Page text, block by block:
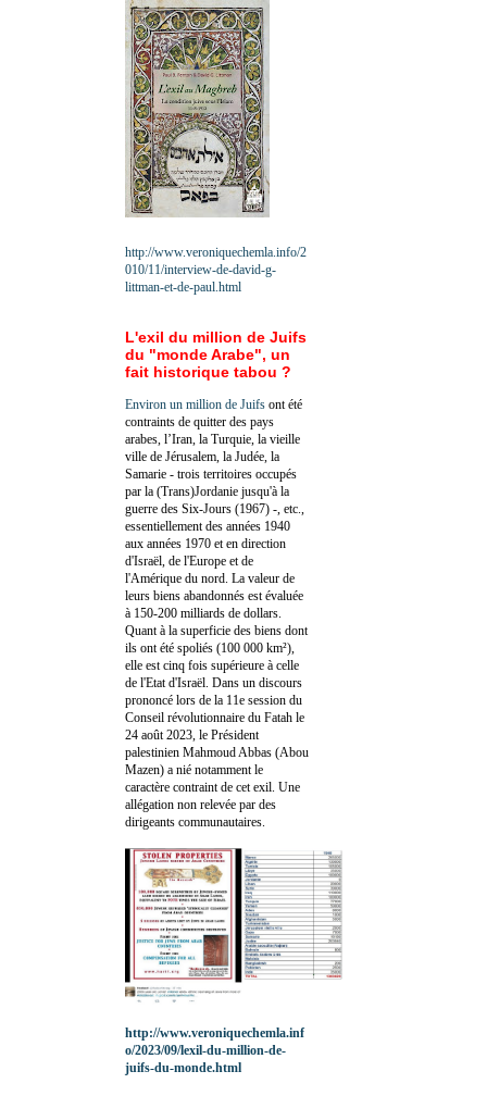
http://www.veroniquechemla.info/2
010/11/interview-de-david-g-
littman-et-de-paul.html
L'exil du million de Juifs
du "monde Arabe", un
fait historique tabou ?
Environ un million de Juifs ont été
contraints de quitter des pays
arabes, l’Iran, la Turquie, la vieille
ville de Jérusalem, la Judée, la
Samarie - trois territoires occupés
par la (Trans)Jordanie jusqu'à la
guerre des Six-Jours (1967) -, etc.,
essentiellement des années 1940
aux années 1970 et en direction
d'Israël, de l'Europe et de
l'Amérique du nord. La valeur de
leurs biens abandonnés est évaluée
à 150-200 milliards de dollars.
Quant à la superficie des biens dont
ils ont été spoliés (100 000 km²),
elle est cinq fois supérieure à celle
de l'Etat d'Israël. Dans un discours
prononcé lors de la 11e session du
Conseil révolutionnaire du Fatah le
24 août 2023, le Président
palestinien Mahmoud Abbas (Abou
Mazen) a nié notamment le
caractère contraint de cet exil. Une
allégation non relevée par des
dirigeants communautaires.
http://www.veroniquechemla.inf
o/2023/09/lexil-du-million-de-
juifs-du-monde.html